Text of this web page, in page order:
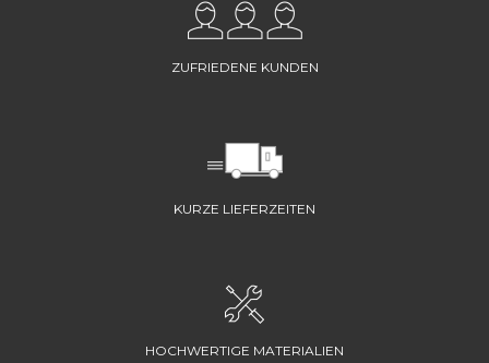
ZUFRIEDENE KUNDEN
KURZE LIEFERZEITEN
HOCHWERTIGE MATERIALIEN